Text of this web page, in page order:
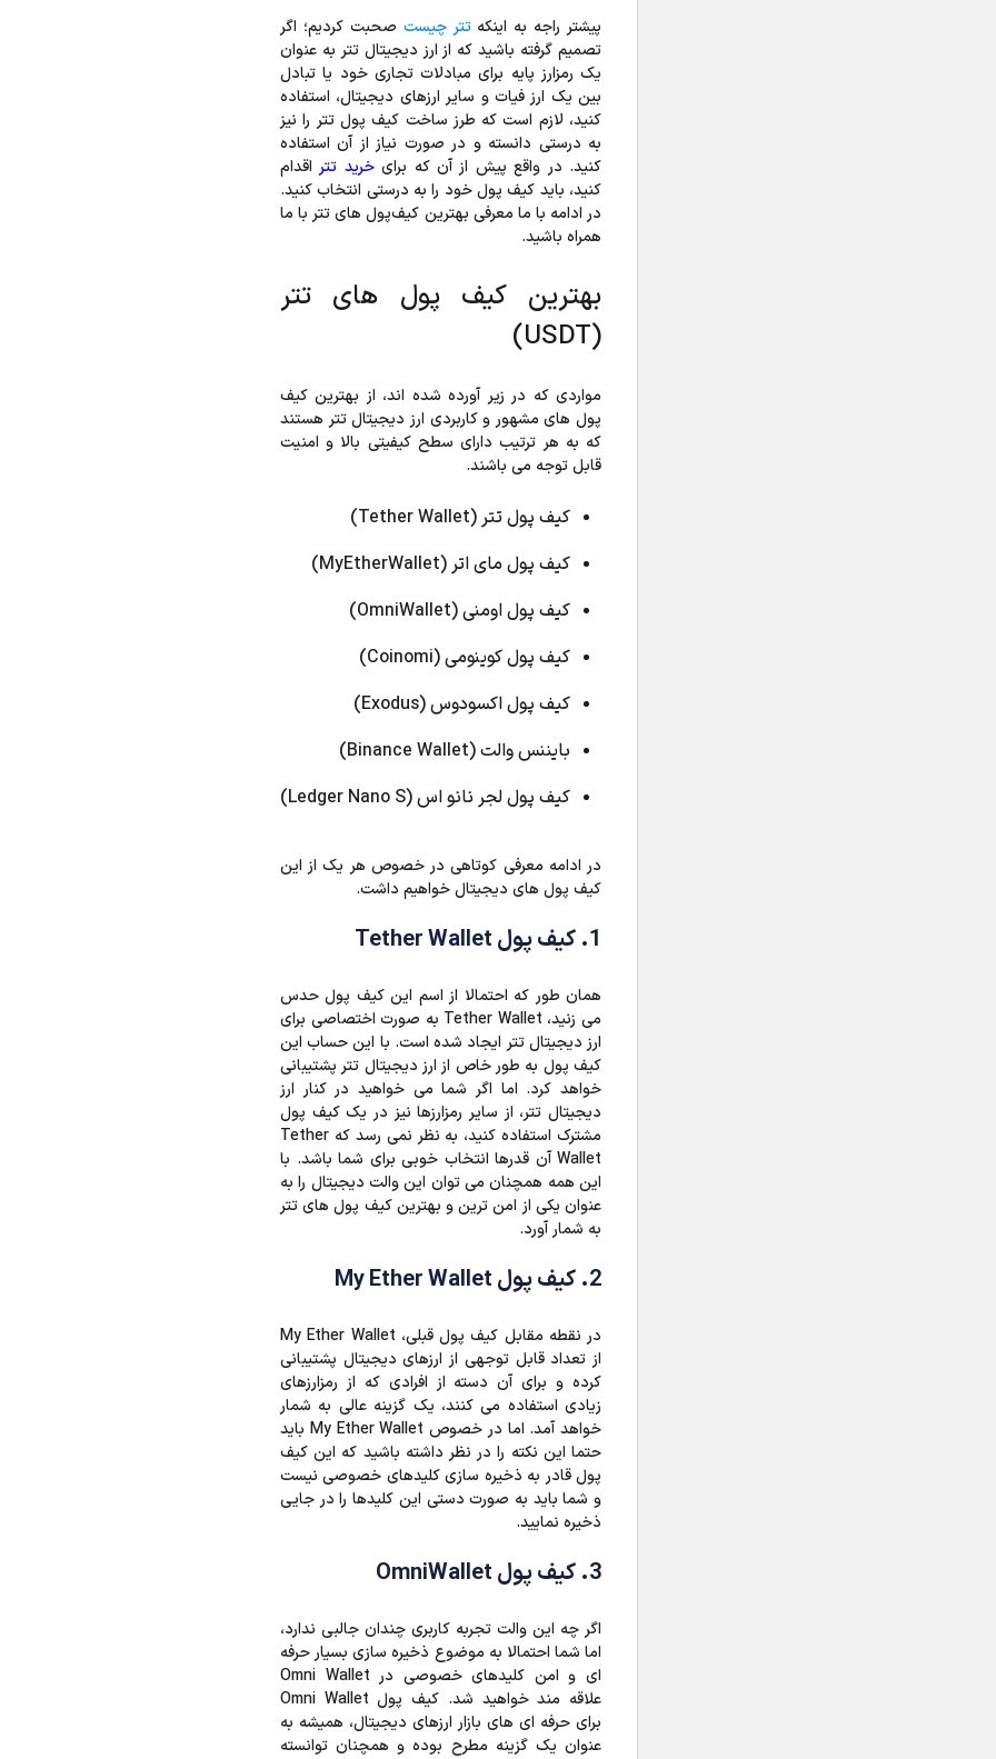
پیشتر راجه به اینکهتتر چیست صحبت کردیم؛ اگر
تصمیم گرفته باشید که از ارز دیجیتال تتر به عنوان
یک رمزارز پایه برای مبادلات تجاری خود یا تبادل
بین یک ارز فیات و سایر ارزهای دیجیتال، استفاده
کنید، لازم است که طرز ساخت کیف پول تتر را نیز
به درستی دانسته و در صورت نیاز از آن استفاده
کنید. در واقع پیش از آن که برایخرید تتر اقدام
کنید، باید کیف پول خود را به درستی انتخاب کنید.
در ادامه با ما معرفی بهترین کیف‌پول های تتر با ما
همراه باشید.
بهترین کیف پول های تتر
(USDT)
مواردی که در زیر آورده شده اند، از بهترین کیف
پول های مشهور و کاربردی ارز دیجیتال تتر هستند
که به هر ترتیب دارای سطح کیفیتی بالا و امنیت
قابل توجه می باشند.
کیف پول تتر (Tether Wallet)
کیف پول مای اتر (MyEtherWallet)
کیف پول اومنی (OmniWallet)
کیف پول کوینومی (Coinomi)
کیف پول اکسودوس (Exodus)
بایننس والت (Binance Wallet)
کیف پول لجر نانو اس (Ledger Nano S)
در ادامه معرفی کوتاهی در خصوص هر یک از این
کیف پول های دیجیتال خواهیم داشت.
1. کیف پول Tether Wallet
همان طور که احتمالا از اسم این کیف پول حدس
می زنید، Tether Wallet به صورت اختصاصی برای
ارز دیجیتال تتر ایجاد شده است. با این حساب این
کیف پول به طور خاص از ارز دیجیتال تتر پشتیبانی
خواهد کرد. اما اگر شما می خواهید در کنار ارز
دیجیتال تتر، از سایر رمزارزها نیز در یک کیف پول
مشترک استفاده کنید، به نظر نمی رسد که Tether
Wallet آن قدرها انتخاب خوبی برای شما باشد. با
این همه همچنان می توان این والت دیجیتال را به
عنوان یکی از امن ترین و بهترین کیف پول های تتر
به شمار آورد.
2. کیف پول My Ether Wallet
در نقطه مقابل کیف پول قبلی، My Ether Wallet
از تعداد قابل توجهی از ارزهای دیجیتال پشتیبانی
کرده و برای آن دسته از افرادی که از رمزارزهای
زیادی استفاده می کنند، یک گزینه عالی به شمار
خواهد آمد. اما در خصوص My Ether Wallet باید
حتما این نکته را در نظر داشته باشید که این کیف
پول قادر به ذخیره سازی کلیدهای خصوصی نیست
و شما باید به صورت دستی این کلیدها را در جایی
ذخیره نمایید.
3. کیف پول OmniWallet
اگر چه این والت تجربه کاربری چندان جالبی ندارد،
اما شما احتمالا به موضوع ذخیره سازی بسیار حرفه
ای و امن کلیدهای خصوصی در Omni Wallet
علاقه مند خواهید شد. کیف پول Omni Wallet
برای حرفه ای های بازار ارزهای دیجیتال، همیشه به
عنوان یک گزینه مطرح بوده و همچنان توانسته